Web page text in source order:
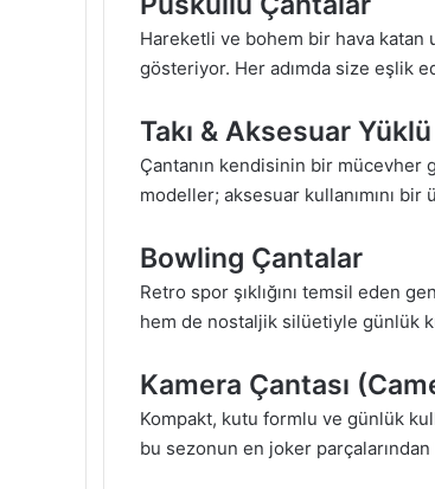
Hareketli ve bohem bir hava katan
gösteriyor. Her adımda size eşlik
Takı & Aksesuar
Çantanın kendisinin bir
modeller; aksesuar kullanımını bir
Bowling Çantalar
Retro spor şıklığını temsil eden
hem de nostaljik silüetiyle günlük
Kamera Çantası
Kompakt, kutu formlu ve günlük
bu sezonun en joker